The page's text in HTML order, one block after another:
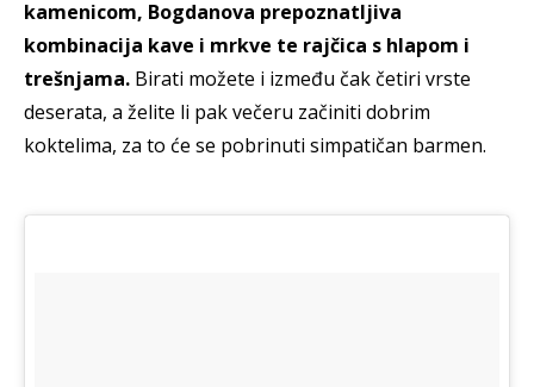
kamenicom, Bogdanova prepoznatljiva
kombinacija kave i mrkve te rajčica s hlapom i
trešnjama. Birati možete i između čak četiri vrste
deserata, a želite li pak večeru začiniti dobrim
koktelima, za to će se pobrinuti simpatičan barmen.